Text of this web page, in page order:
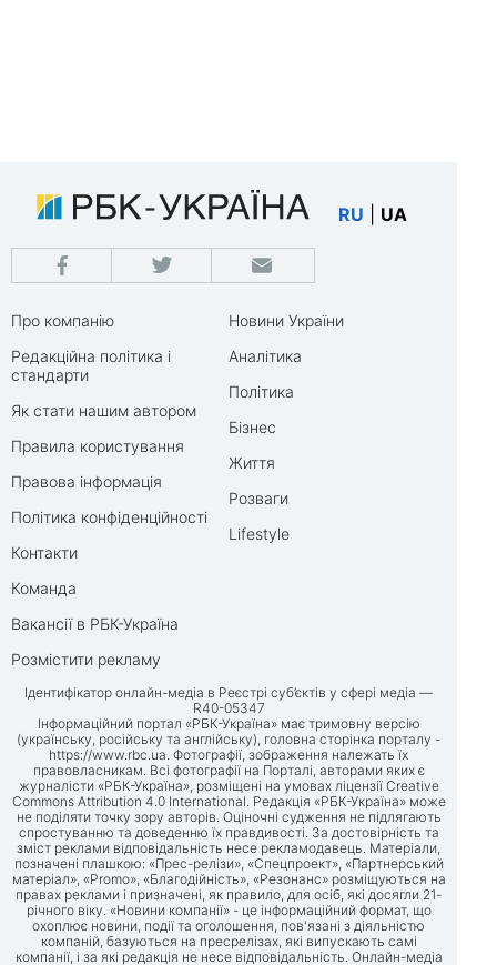
RU UA
Про компанію
Редакційна політика і
стандарти
Як стати нашим автором
Правила користування
Правова інформація
Політика конфіденційності
Контакти
Команда
Вакансії в РБК-Україна
Розмістити рекламу
Новини України
Аналітика
Політика
Бізнес
Життя
Розваги
Lifestyle
Ідентифікатор онлайн-медіа в Реєстрі суб’єктів у сфері медіа —
R40-05347
Інформаційний портал «РБК-Україна» має тримовну версію
(українську, російську та англійську), головна сторінка порталу -
https://www.rbc.ua. Фотографії, зображення належать їх
правовласникам. Всі фотографії на Порталі, авторами яких є
журналісти «РБК-Україна», розміщені на умовах ліцензії Creative
Commons Attribution 4.0 International. Редакція «РБК-Україна» може
не поділяти точку зору авторів. Оціночні судження не підлягають
спростуванню та доведенню їх правдивості. За достовірність та
зміст реклами відповідальність несе рекламодавець. Матеріали,
позначені плашкою: «Прес-релізи», «Спецпроект», «Партнерський
матеріал», «Promo», «Благодійність», «Резонанс» розміщуються на
правах реклами і призначені, як правило, для осіб, які досягли 21-
річного віку. «Новини компанії» - це інформаційний формат, що
охоплює новини, події та оголошення, пов'язані з діяльністю
компаній, базуються на пресрелізах, які випускають самі
компанії, і за які редакція не несе відповідальність. Онлайн-медіа